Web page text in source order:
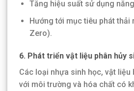
Tăng hiệu suất sử dụng
Hướng tới mục tiêu phát thải
Zero).
6. Phát triển vật liệu phân hủy
Các loại nhựa sinh học, vật liệu
với môi trường và hóa chất có